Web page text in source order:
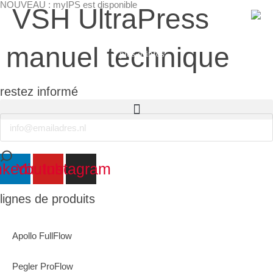
NOUVEAU : myIPS est disponible
plus d’infos
fermer
VSH UltraPress
manuel technique
restez informé
YoutubeInstagram
lignes de produits
Apollo FullFlow
Pegler ProFlow